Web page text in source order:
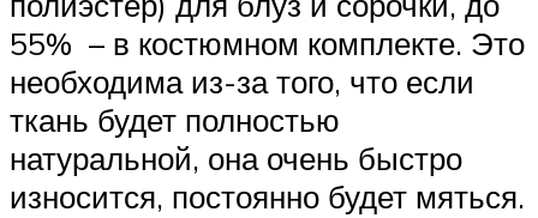
55% – в костюмном комплекте. Это
необходима из-за того, что если
ткань будет полностью
натуральной, она очень быстро
износится, постоянно будет мяться.